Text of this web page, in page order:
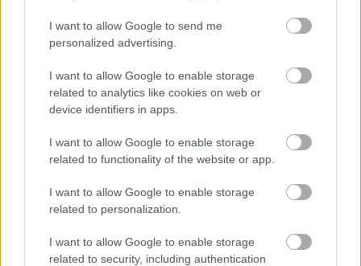
I want to allow Google to send me
personalized advertising.
I want to allow Google to enable storage
related to analytics like cookies on web or
device identifiers in apps.
I want to allow Google to enable storage
related to functionality of the website or app.
I want to allow Google to enable storage
related to personalization.
I want to allow Google to enable storage
related to security, including authentication